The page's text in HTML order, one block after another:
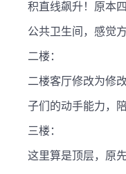
积直线飙升！原本
公共卫生间，感觉
二楼：
二楼客厅修改为修
子们的动手能力，
三楼：
这里算是顶层，原